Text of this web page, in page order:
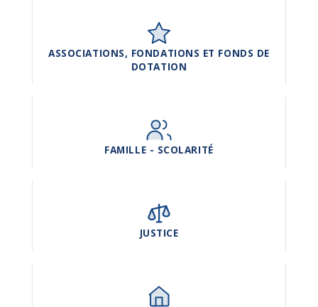
ASSOCIATIONS, FONDATIONS ET FONDS DE
DOTATION
FAMILLE - SCOLARITÉ
JUSTICE